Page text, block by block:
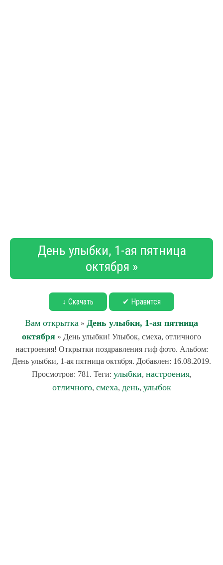
День улыбки, 1-ая пятница
октября »
↓ Скачать ✔ Нравится
Вам открытка » День улыбки, 1-ая пятница
октября » День улыбки! Улыбок, смеха, отличного
настроения! Открытки поздравления гиф фото. Альбом:
День улыбки, 1-ая пятница октября. Добавлен: 16.08.2019.
Просмотров: 781. Теги: улыбки, настроения,
отличного, смеха, день, улыбок